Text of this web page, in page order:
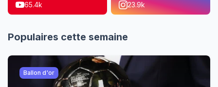
65.4k 23.9k
Populaires cette semaine
Ballon d'or